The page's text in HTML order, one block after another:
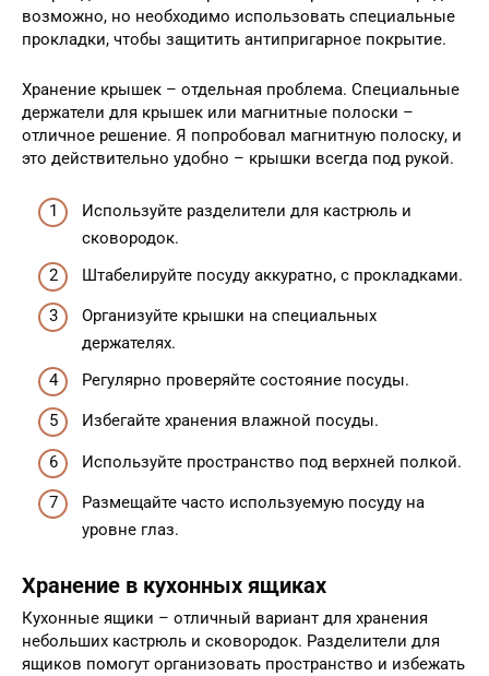
возможно, но необходимо использовать специальные
прокладки, чтобы защитить антипригарное покрытие.
Хранение крышек – отдельная проблема. Специальные
держатели для крышек или магнитные полоски –
отличное решение. Я попробовал магнитную полоску, и
это действительно удобно – крышки всегда под рукой.
Используйте разделители для кастрюль и
сковородок.
Штабелируйте посуду аккуратно, с прокладками.
Организуйте крышки на специальных
держателях.
Регулярно проверяйте состояние посуды.
Избегайте хранения влажной посуды.
Используйте пространство под верхней полкой.
Размещайте часто используемую посуду на
уровне глаз.
Хранение в кухонных ящиках
Кухонные ящики – отличный вариант для хранения
небольших кастрюль и сковородок. Разделители для
ящиков помогут организовать пространство и избежать